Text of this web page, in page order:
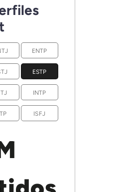
ENTP
ESTP
INTP
ISFJ